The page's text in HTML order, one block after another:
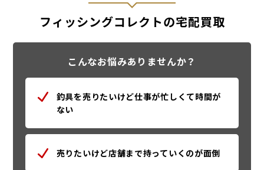
フィッシングコレクトの宅配買取
こんなお悩みありませんか？
釣具を売りたいけど仕事が忙しくて時間が
ない
売りたいけど店舗まで持っていくのが面倒